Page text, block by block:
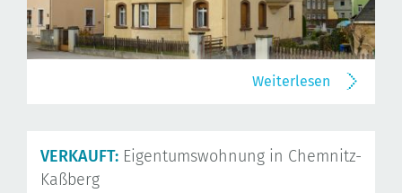
Weiterlesen
VERKAUFT: Eigentumswohnung in Chemnitz-
Kaßberg